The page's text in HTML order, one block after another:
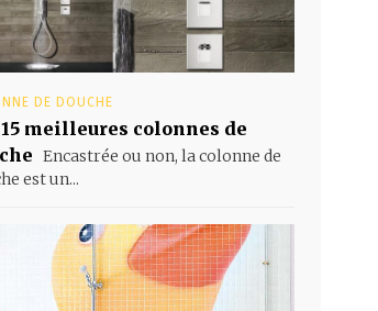
DE DOUCHE
15 meilleures colonnes de
Encastrée ou non, la colonne de
est un...